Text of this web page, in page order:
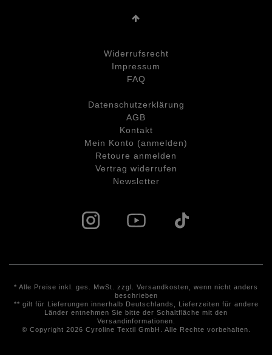
Widerrufs­recht
Impressum
FAQ
Daten­schutz­erklärung
AGB
Kontakt
Mein Konto (anmelden)
Retoure anmelden
Vertrag widerrufen
Newsletter
* Alle Preise inkl. ges. MwSt. zzgl. Versandkosten , wenn nicht anders
beschrieben
** gilt für Lieferungen innerhalb Deutschlands, Lieferzeiten für andere
Länder entnehmen Sie bitte der Schaltfläche mit den
Versandinformationen.
© Copyright 2026 Cyroline Textil GmbH. Alle Rechte vorbehalten.